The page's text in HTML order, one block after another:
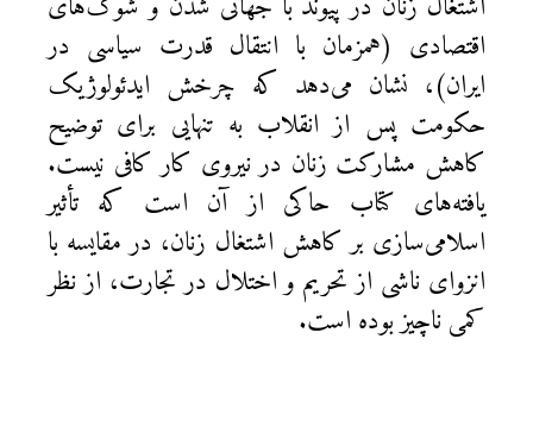
اقتصادی (همزمان با انتقال قدرت سیاسی در
ایران)، نشان می‌دهد که چرخش ایدئولوژیک
حکومت پس از انقلاب به تنهایی برای توضیح
کاهش مشارکت زنان در نیروی کار کافی نیست.
یافته‌های کتاب حاکی از آن است که تأثیر
اسلامی‌سازی بر کاهش اشتغال زنان، در مقایسه با
انزوای ناشی از تحریم و اختلال در تجارت، از نظر
کمی ناچیز بوده است.